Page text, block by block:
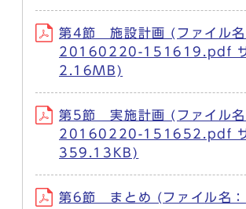
第4節 施設計画 (ファイル名
20160220-151619.pdf サ
2.16MB)
第5節 実施計画 (ファイル名
20160220-151652.pdf サ
359.13KB)
第6節 まとめ (ファイル名：